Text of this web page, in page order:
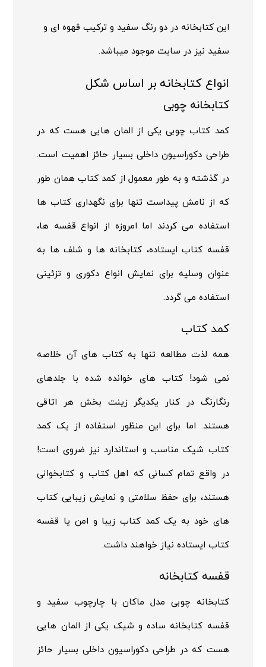
این کتابخانه در دو رنگ سفید و ترکیب قهوه ای و
سفید نیز در سایت موجود میباشد.
انواع کتابخانه بر اساس شکل
کتابخانه چوبی
کمد کتاب چوبی یکی از المان هایی هست که در
طراحی دکوراسیون داخلی بسیار حائز اهمیت است.
در گذشته و به طور معمول از کمد کتاب همان طور
که از نامش پیداست تنها برای نگهداری کتاب ها
استفاده می کردند اما امروزه از انواع قفسه ها،
قفسه کتاب ایستاده، کتابخانه ها و شلف ها به
عنوان وسلیه برای نمایش انواع دکوری و تزئینی
استفاده می گردد.
کمد کتاب
همه لذت مطالعه تنها به کتاب های آن خلاصه
نمی شود! کتاب های خوانده شده با جلدهای
رنگارنگ در کنار یکدیگر زینت بخش هر اتاقی
هستند. اما برای این منظور استفاده از یک کمد
کتاب شیک مناسب و استاندارد نیز ضروی است!
در واقع تمام کسانی که اهل کتاب و کتابخوانی
هستند، برای حفظ سلامتی و نمایش زیبایی کتاب
های خود به یک کمد کتاب زیبا و امن یا قفسه
کتاب ایستاده نیاز خواهند داشت.
قفسه کتابخانه
کتابخانه چوبی مدل ماکان با چارچوب سفید و
قفسه کتابخانه ساده و شیک یکی از المان هایی
هست که در طراحی دکوراسیون داخلی بسیار حائز